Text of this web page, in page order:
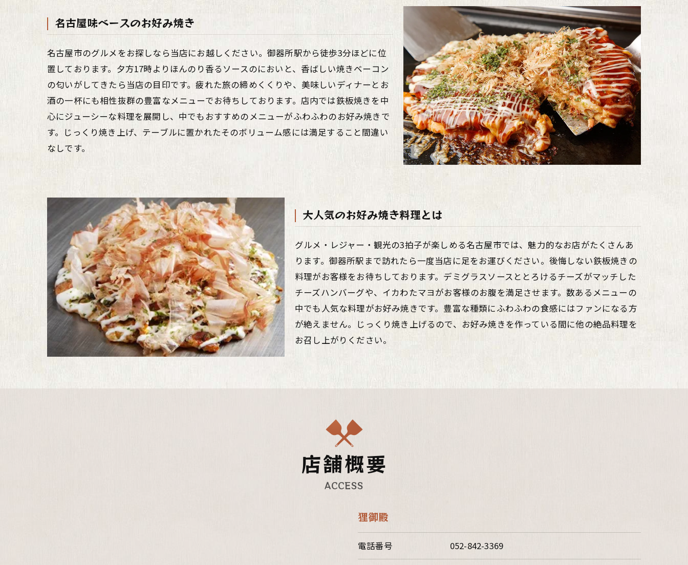
名古屋味ベースのお好み焼き
名古屋市のグルメをお探しなら当店にお越しください。御器所駅から徒歩3分ほどに位
置しております。夕方17時よりほんのり香るソースのにおいと、香ばしい焼きベーコン
の匂いがしてきたら当店の目印です。疲れた旅の締めくくりや、美味しいディナーとお
酒の一杯にも相性抜群の豊富なメニューでお待ちしております。店内では鉄板焼きを中
心にジューシーな料理を展開し、中でもおすすめのメニューがふわふわのお好み焼きで
す。じっくり焼き上げ、テーブルに置かれたそのボリューム感には満足すること間違い
なしです。
大人気のお好み焼き料理とは
グルメ・レジャー・観光の3拍子が楽しめる名古屋市では、魅力的なお店がたくさんあ
ります。御器所駅まで訪れたら一度当店に足をお運びください。後悔しない鉄板焼きの
料理がお客様をお待ちしております。デミグラスソースととろけるチーズがマッチした
チーズハンバーグや、イカわたマヨがお客様のお腹を満足させます。数あるメニューの
中でも人気な料理がお好み焼きです。豊富な種類にふわふわの食感にはファンになる方
が絶えません。じっくり焼き上げるので、お好み焼きを作っている間に他の絶品料理を
お召し上がりください。
店舗概要
ACCESS
狸御殿
電話番号 052-842-3369